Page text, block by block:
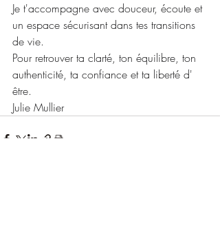
Je t'accompagne avec douceur, écoute et
un espace sécurisant dans tes transitions
de vie.
Pour retrouver ta clarté, ton équilibre, ton
authenticité, ta confiance et ta liberté d'
être.
Julie Mullier